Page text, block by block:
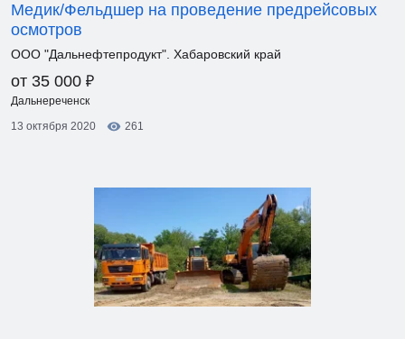
Медик/Фельдшер на проведение предрейсовых
осмотров
ООО "Дальнефтепродукт". Хабаровский край
от 35 000 ₽
Дальнереченск
13 октября 2020
261